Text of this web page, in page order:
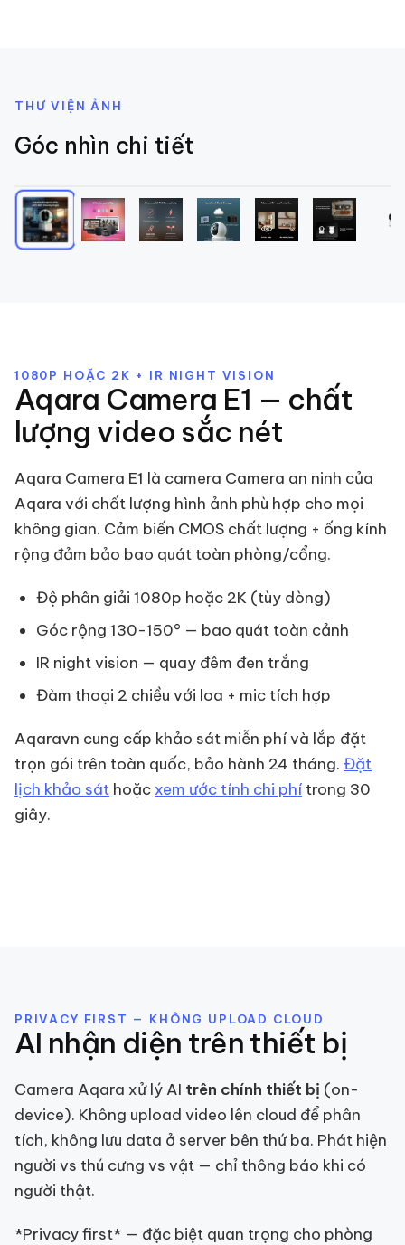
THƯ VIỆN ẢNH
Góc nhìn chi tiết
1/
1080P HOẶC 2K + IR NIGHT VISION
Aqara Camera E1 — chất
lượng video sắc nét
Aqara Camera E1 là camera Camera an ninh của
Aqara với chất lượng hình ảnh phù hợp cho mọi
không gian. Cảm biến CMOS chất lượng + ống kính
rộng đảm bảo bao quát toàn phòng/cổng.
Độ phân giải 1080p hoặc 2K (tùy dòng)
Góc rộng 130-150° — bao quát toàn cảnh
IR night vision — quay đêm đen trắng
Đàm thoại 2 chiều với loa + mic tích hợp
Aqaravn cung cấp khảo sát miễn phí và lắp đặt
trọn gói trên toàn quốc, bảo hành 24 tháng. Đặt
lịch khảo sát hoặc xem ước tính chi phí trong 30
giây.
PRIVACY FIRST — KHÔNG UPLOAD CLOUD
AI nhận diện trên thiết bị
Camera Aqara xử lý AI trên chính thiết bị (on-
device). Không upload video lên cloud để phân
tích, không lưu data ở server bên thứ ba. Phát hiện
người vs thú cưng vs vật — chỉ thông báo khi có
người thật.
*Privacy first* — đặc biệt quan trọng cho phòng